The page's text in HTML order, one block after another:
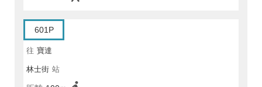
601P
往 寶達
林士街 站